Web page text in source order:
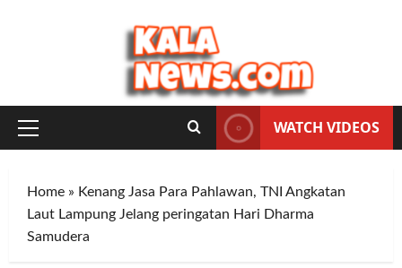
Primary
WATCH VIDEOS
Home » Kenang Jasa Para Pahlawan, TNI Angkatan
Laut Lampung Jelang peringatan Hari Dharma
Samudera